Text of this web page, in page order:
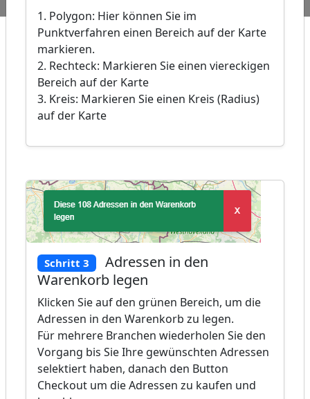
Managment
1. Polygon: Hier können Sie im
Punktverfahren einen Bereich auf der Karte
markieren.
2. Rechteck: Markieren Sie einen viereckigen
Bereich auf der Karte
3. Kreis: Markieren Sie einen Kreis (Radius)
auf der Karte
Schritt 3
Adressen in den
Warenkorb legen
Klicken Sie auf den grünen Bereich, um die
Adressen in den Warenkorb zu legen.
Für mehrere Branchen wiederholen Sie den
Vorgang bis Sie Ihre gewünschten Adressen
selektiert haben, danach den Button
Checkout um die Adressen zu kaufen und